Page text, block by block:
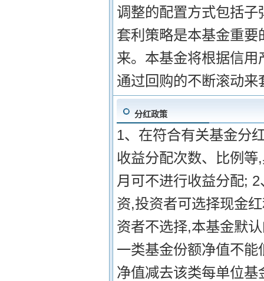
调整的配置方式包括
套利策略是本基金重
来。本基金将根据信
通过回购的不断滚动
分红政策
1、在符合有关基金分
收益分配次数、比例
月可不进行收益分配;
资,投资者可选择现金
资者不选择,本基金默
一类基金份额净值不
净值减去该类每单位